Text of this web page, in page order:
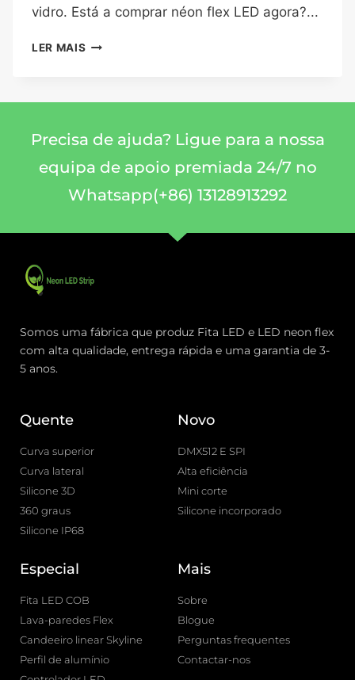
vidro. Está a comprar néon flex LED agora?...
LER MAIS
Precisa de ajuda? Ligue para a nossa
equipa de apoio premiada 24/7 no
Whatsapp(+86) 13128913292
Somos uma fábrica que produz Fita LED e LED neon flex
com alta qualidade, entrega rápida e uma garantia de 3-
5 anos.
Quente
Curva superior
Curva lateral
Silicone 3D
360 graus
Silicone IP68
Novo
DMX512 E SPI
Alta eficiência
Mini corte
Silicone incorporado
Especial
Fita LED COB
Lava-paredes Flex
Candeeiro linear Skyline
Perfil de alumínio
Mais
Sobre
Blogue
Perguntas frequentes
Contactar-nos